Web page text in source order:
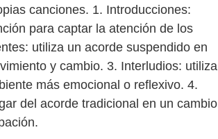
canciones. 1. Introducciones:
para captar la atención de los
utiliza un acorde suspendido en
y cambio. 3. Interludios: utiliza
más emocional o reflexivo. 4.
del acorde tradicional en un cambio